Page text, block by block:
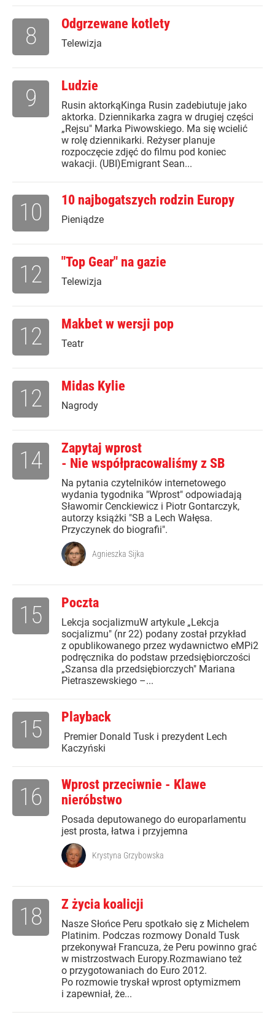
Odgrzewane kotlety
Telewizja
8
Ludzie
Rusin aktorkąKinga Rusin zadebiutuje jako
aktorka. Dziennikarka zagra w drugiej części
„Rejsu" Marka Piwowskiego. Ma się wcielić
w rolę dziennikarki. Reżyser planuje
rozpoczęcie zdjęć do filmu pod koniec
wakacji. (UBI)Emigrant Sean...
9
10 najbogatszych rodzin Europy
Pieniądze
10
"Top Gear" na gazie
Telewizja
12
Makbet w wersji pop
Teatr
12
Midas Kylie
Nagrody
12
Zapytaj wprost
- Nie współpracowaliśmy z SB
Na pytania czytelników internetowego
wydania tygodnika "Wprost" odpowiadają
Sławomir Cenckiewicz i Piotr Gontarczyk,
autorzy książki "SB a Lech Wałęsa.
Przyczynek do biografii".
14
Agnieszka Sijka
Poczta
Lekcja socjalizmuW artykule „Lekcja
socjalizmu" (nr 22) podany został przykład
z opublikowanego przez wydawnictwo eMPi2
podręcznika do podstaw przedsiębiorczości
„Szansa dla przedsiębiorczych" Mariana
Pietraszewskiego –...
15
Playback
Premier Donald Tusk i prezydent Lech
Kaczyński
15
Wprost przeciwnie - Klawe
nieróbstwo
Posada deputowanego do europarlamentu
jest prosta, łatwa i przyjemna
16
Krystyna Grzybowska
Z życia koalicji
Nasze Słońce Peru spotkało się z Michelem
Platinim. Podczas rozmowy Donald Tusk
przekonywał Francuza, że Peru powinno grać
w mistrzostwach Europy.Rozmawiano też
o przygotowaniach do Euro 2012.
Po rozmowie tryskał wprost optymizmem
i zapewniał, że...
18